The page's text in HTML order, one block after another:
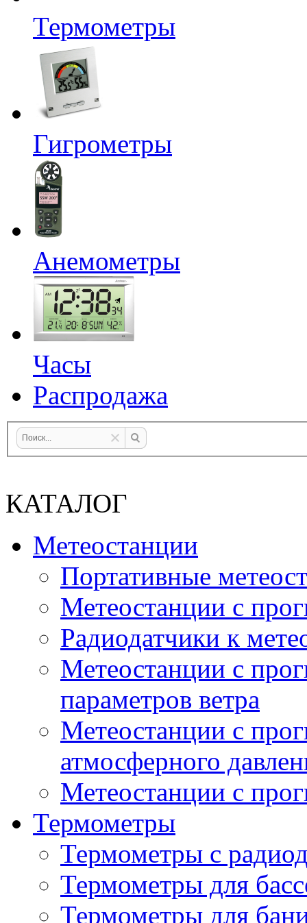
Термометры
Гигрометры
Анемометры
Часы
Распродажа
КАТАЛОГ
Метеостанции
Портативные
Метеостанции с
Радиодатчики к
Метеостанции с
параметров ветра
Метеостанции с
атмосферного
Метеостанции с
Термометры
Термометры с
Термометры для
Термометры для